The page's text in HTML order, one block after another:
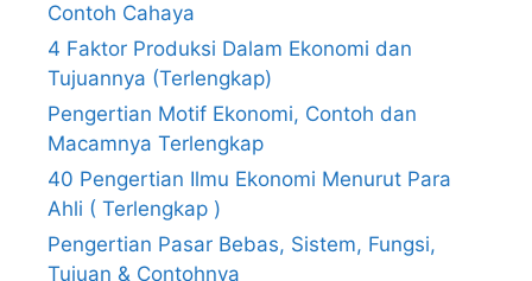
Contoh Cahaya
4 Faktor Produksi Dalam Ekonomi dan
Tujuannya (Terlengkap)
Pengertian Motif Ekonomi, Contoh dan
Macamnya Terlengkap
40 Pengertian Ilmu Ekonomi Menurut Para
Ahli ( Terlengkap )
Pengertian Pasar Bebas, Sistem, Fungsi,
Tujuan & Contohnya